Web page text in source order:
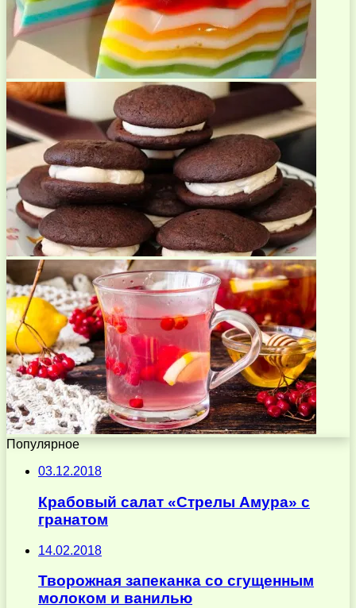
Популярное
03.12.2018
Крабовый салат «Стрелы Амура» с
гранатом
14.02.2018
Творожная запеканка со сгущенным
молоком и ванилью